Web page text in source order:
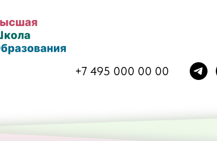
+7 495 000 00 00